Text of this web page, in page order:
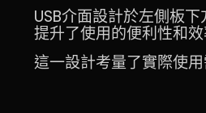
USB介面設計於左側板
提升了使用的便利性和效
這一設計考量了實際使